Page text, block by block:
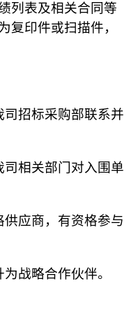
列表及相关合同等
复印件或扫描件，
招标采购部联系并
相关部门对入围单
应商，有资格参与
战略合作伙伴。